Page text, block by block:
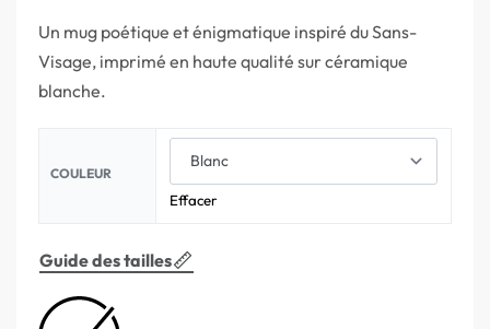
Un mug poétique et énigmatique inspiré du Sans-
Visage, imprimé en haute qualité sur céramique
blanche.
COULEUR
Effacer
Guide des tailles